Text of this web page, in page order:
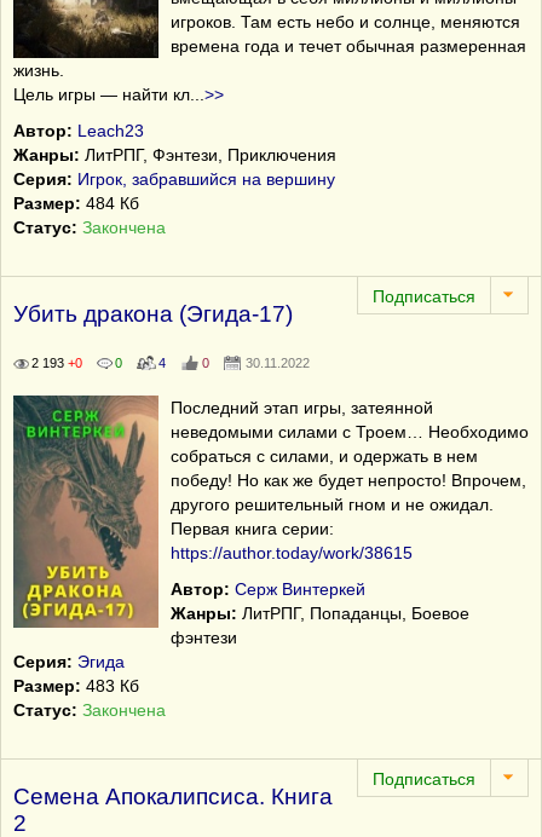
игроков. Там есть небо и солнце, меняются
времена года и течет обычная размеренная
жизнь.
Цель игры ― найти кл
>>
Автор: Leach23
Жанры: ЛитРПГ, Фэнтези, Приключения
Серия: Игрок, забравшийся на вершину
Размер: 484 Кб
Статус: Закончена
Убить дракона (Эгида-17)
2 193 +0 0 4 0 30.11.2022
Последний этап игры, затеянной
неведомыми силами с Троем… Необходимо
собраться с силами, и одержать в нем
победу! Но как же будет непросто! Впрочем,
другого решительный гном и не ожидал.
Первая книга серии:
https://author.today/work/38615
Автор: Серж Винтеркей
Жанры: ЛитРПГ, Попаданцы, Боевое
фэнтези
Серия: Эгида
Размер: 483 Кб
Статус: Закончена
Семена Апокалипсиса. Книга
2